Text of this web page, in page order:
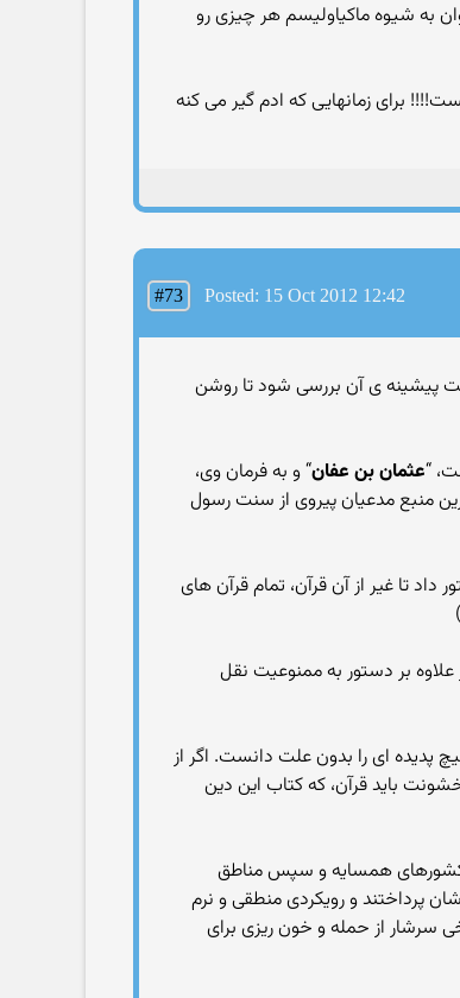
شیوه ماکیاولیسم هر چیزی رو
برای زمانهایی که ادم گیر می کنه
#73 Posted: 15 Oct 2012 12:42
پیشینه ی آن بررسی شود تا روشن
“عثمان بن عفان“ و به فرمان وی،
منبع مدعیان پیروی از سنت رسول
تا غیر از آن قرآن، تمام قرآن های
بر دستور به ممنوعیت نقل
ای را بدون علت دانست. اگر از
باید قرآن، که کتاب این دین
کشورهای همسایه و سپس مناطق
پرداختند و رویکردی منطقی و نرم
سرشار از حمله و خون ریزی برای